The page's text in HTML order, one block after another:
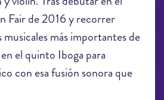
Fair de 2016 y recorrer
musicales más importantes de
el quinto Iboga para
con esa fusión sonora que